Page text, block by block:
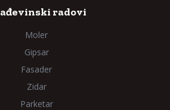
radovi
Moler
Gipsar
Fasader
Zidar
Parketar